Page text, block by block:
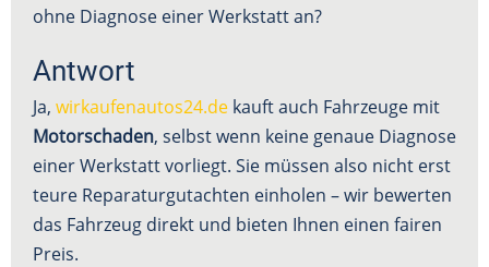
ohne Diagnose einer Werkstatt an?
Antwort
Ja, wirkaufenautos24.de kauft auch Fahrzeuge mit
Motorschaden, selbst wenn keine genaue Diagnose
einer Werkstatt vorliegt. Sie müssen also nicht erst
teure Reparaturgutachten einholen – wir bewerten
das Fahrzeug direkt und bieten Ihnen einen fairen
Preis.